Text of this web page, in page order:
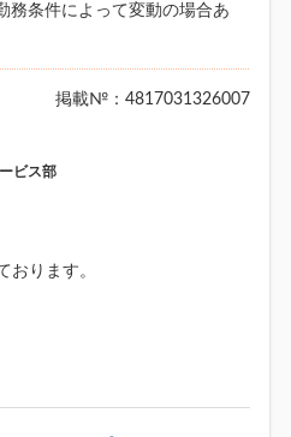
務条件によって変動の場合あ
掲載№：4817031326007
ビス部
おります。